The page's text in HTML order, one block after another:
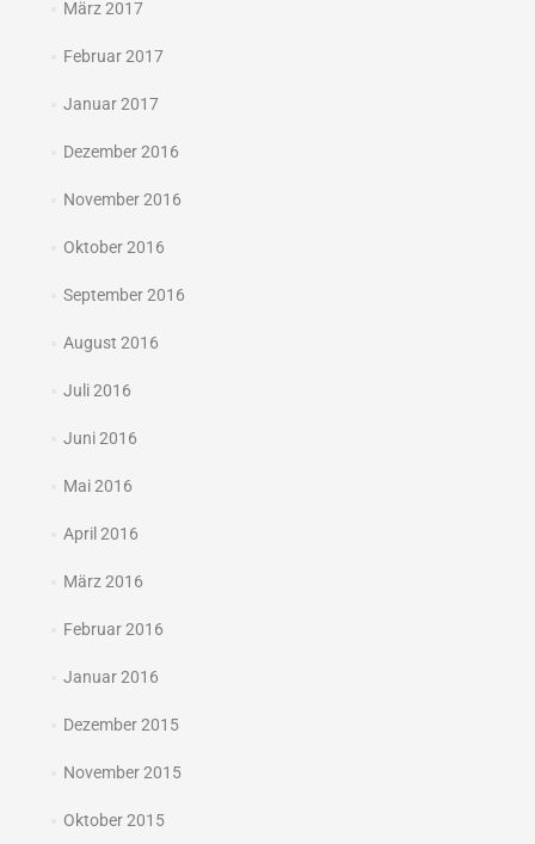
März 2017
Februar 2017
Januar 2017
Dezember 2016
November 2016
Oktober 2016
September 2016
August 2016
Juli 2016
Juni 2016
Mai 2016
April 2016
März 2016
Februar 2016
Januar 2016
Dezember 2015
November 2015
Oktober 2015